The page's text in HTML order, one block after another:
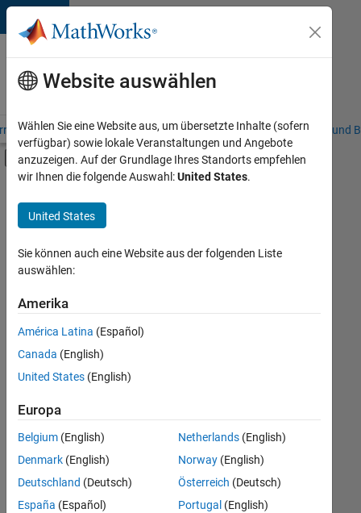
Weiter zum Inhalt
Karriere
bei
MathWorks
– Übersicht Stellensuche Niederlassungen Studierende und
Umschaltung für Off-Canvas-
Hauptinhalt
Information Technology
Commercial Sales
Customer Support
Education Sales
Inside Sales
Sales Operations
Marketing Services
Business Model Team
Human Resources
+9
Derzeit
es
keine
offenen
Stellen,
Ihren
Suchkriterien
entsprechen.
können
die
Website auswählen
Wählen Sie eine Website aus, um übersetzte Inhalte (sofern
verfügbar) sowie lokale Veranstaltungen und Angebote
anzuzeigen. Auf der Grundlage Ihres Standorts empfehlen
wir Ihnen die folgende Auswahl:United States.
United States
Sie können auch eine Website aus der folgenden Liste
auswählen:
Amerika
América Latina (Español)
Canada (English)
United States (English)
Europa
Belgium (English)
Denmark (English)
Deutschland (Deutsch)
España (Español)
Netherlands(English)
Norway(English)
Österreich (Deutsch)
Portugal (English)